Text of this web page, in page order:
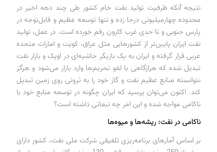
نتیجه آنکه ظرفیت تولید نفت خام کشور طی چند دهه اخیر در
محدوده چهارمیلیونی درجا زده و تنها توسعه عظیم و قابل‌توجه در
پارس جنوبی و تا حدی غرب کارون رقم خورده است. در عمل، تولید
نفت ایران پایین‌تر از کشورهایی مثل عراق، کویت و امارات متحده
عربی قرار گرفته و ایران به یک بازیگر حاشیه‌ای در اوپک و بازار نفت
تبدیل شده که هرازگاهی با لغو تحریم‌ها وارد بازار می‌شود و هرگز
نتوانسته منابع عظیم نفت و گاز خود را به ثروتی روی زمین تبدیل
کند. اکنون می‌توان پرسید که ایران چگونه در توسعه منابع خود با
ناکامی مواجه شده و این امر چه تبعاتی داشته است؟
ناکامی در نفت: ریشه‌ها و میوه‌ها
بر اساس آمارهای برنامه‌ریزی تلفیقی شرکت ملی نفت، کشور دارای